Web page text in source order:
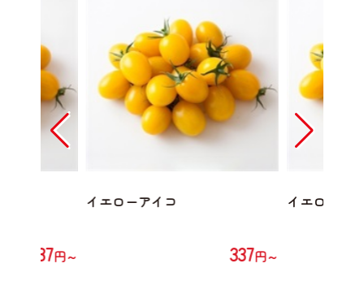
337円～
イエローアイコ
337円～
イエローア